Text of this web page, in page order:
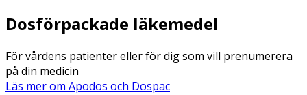
Dosförpackade läkemedel
För vårdens patienter eller för dig som vill prenumerera
på din medicin
Läs mer om Apodos och Dospac